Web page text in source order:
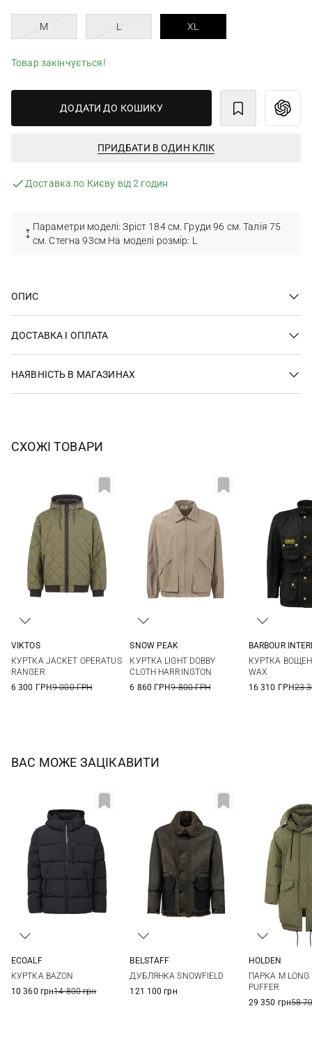
M L XL
Товар закінчується!
ДОДАТИ ДО КОШИКУ
ПРИДБАТИ В ОДИН КЛІК
Доставка по Києву від 2 годин
Параметри моделі: Зріст 184 см. Груди 96 см. Талія 75
см. Стегна 93см На моделі розмір: L
ОПИС
ДОСТАВКА І ОПЛАТА
НАЯВНІСТЬ В МАГАЗИНАХ
СХОЖІ ТОВАРИ
VIKTOS
КУРТКА JACKET OPERATUS
RANGER
6 300 ГРН9 000 ГРН
SNOW PEAK
КУРТКА LIGHT DOBBY
CLOTH HARRINGTON
6 860 ГРН9 800 ГРН
40
BARBOUR
КУРТКА
WAX
16 310 ГРН23
ВАС МОЖЕ ЗАЦІКАВИТИ
ECOALF
КУРТКА BAZON
10 360 грн14 800 грн
BELSTAFF
ДУБЛЯНКА SNOWFIELD
121 100 грн
HOLDEN
ПАРКА M LONG
PUFFER
29 350 грн58